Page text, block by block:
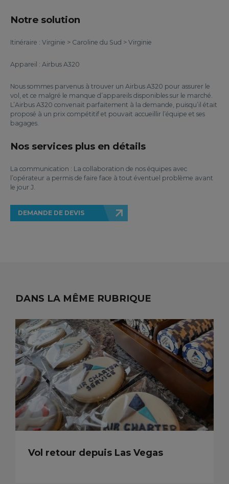
Notre solution
Itinéraire : Virginie > Caroline du Sud > Virginie
Appareil : Airbus A320
Nous sommes parvenus à trouver un Airbus A320 pour assurer le
vol, et ce malgré le manque d’appareils disponibles sur le marché.
L’Airbus A320 convenait parfaitement à la demande, puisqu’il était
proposé à un prix compétitif et pouvait accueillir l’équipe et ses
bagages.
Nos services plus en détails
La communication : La collaboration de nos équipes avec
l’opérateur a permis de faire face à tout éventuel problème avant
le jour J.
DEMANDE DE DEVIS
DANS LA MÊME RUBRIQUE
Vol retour depuis Las Vegas